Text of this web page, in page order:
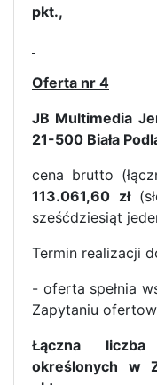
pkt.,
Oferta nr 4
JB Multimedia
21-500 Biała
cena brutto
113.061,60 zł
sześćdziesiąt
Termin realizacji
- oferta spełnia
Zapytaniu
Łączna
określonych w